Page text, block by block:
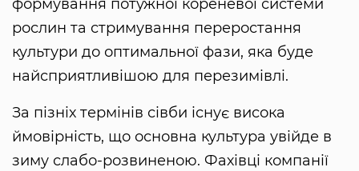
формування потужної кореневої системи
рослин та стримування переростання
культури до оптимальної фази, яка буде
найсприятливішою для перезимівлі.
За пізніх термінів сівби існує висока
ймовірність, що основна культура увійде в
зиму слабо-розвиненою. Фахівці компанії